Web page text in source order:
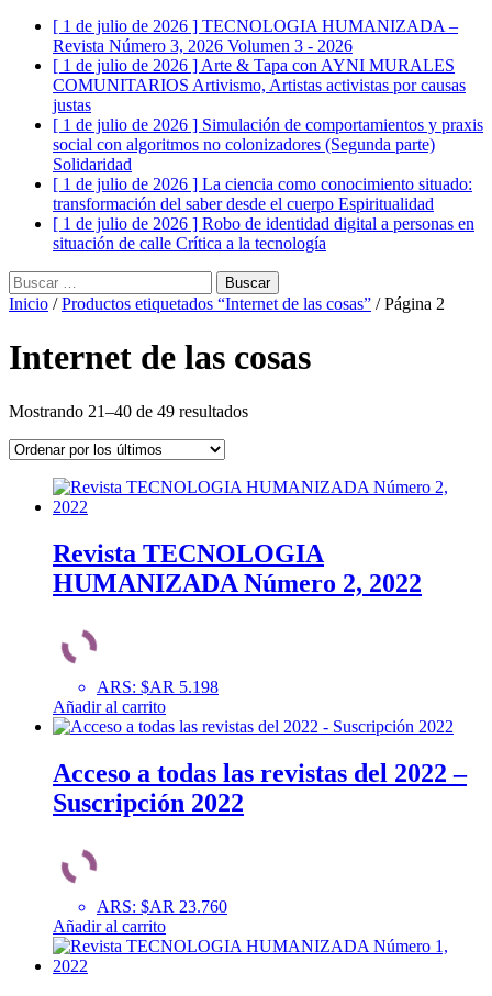
[ 1 de julio de 2026 ] TECNOLOGIA HUMANIZADA –
Revista Número 3, 2026 Volumen 3 - 2026
[ 1 de julio de 2026 ] Arte & Tapa con AYNI MURALES
COMUNITARIOS Artivismo, Artistas activistas por causas
justas
[ 1 de julio de 2026 ] Simulación de comportamientos y praxis
social con algoritmos no colonizadores (Segunda parte)
Solidaridad
[ 1 de julio de 2026 ] La ciencia como conocimiento situado:
transformación del saber desde el cuerpo Espiritualidad
[ 1 de julio de 2026 ] Robo de identidad digital a personas en
situación de calle Crítica a la tecnología
Buscar:
Inicio /Productos etiquetados “Internet de las cosas” / Página 2
Internet de las cosas
Mostrando 21–40 de 49 resultadosOrdenado
Revista TECNOLOGIA
HUMANIZADA Número 2, 2022
ARS: $AR 5.198
Añadir al carrito
Acceso a todas las revistas del 2022 –
Suscripción 2022
ARS: $AR 23.760
Añadir al carrito